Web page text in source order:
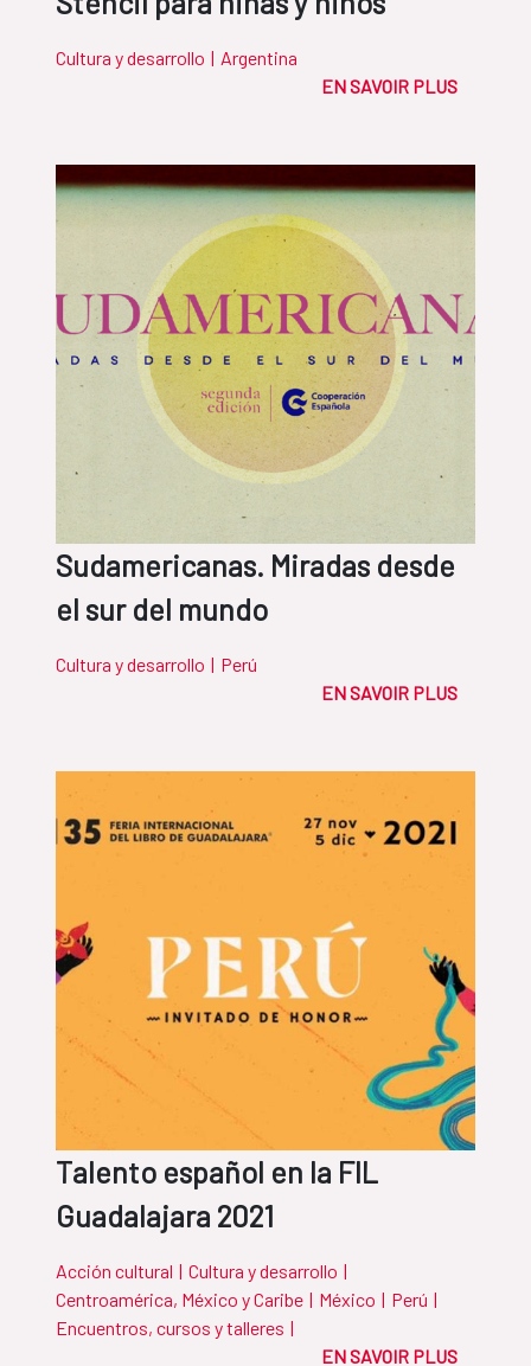
Cultura y desarrollo | Argentina
EN SAVOIR PLUS
Sudamericanas. Miradas desde
el sur del mundo
Cultura y desarrollo | Perú
EN SAVOIR PLUS
Talento español en la FIL
Guadalajara 2021
Acción cultural | Cultura y desarrollo |
Centroamérica, México y Caribe | México | Perú |
Encuentros, cursos y talleres |
EN SAVOIR PLUS